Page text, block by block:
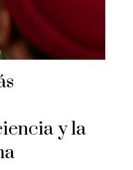
y la